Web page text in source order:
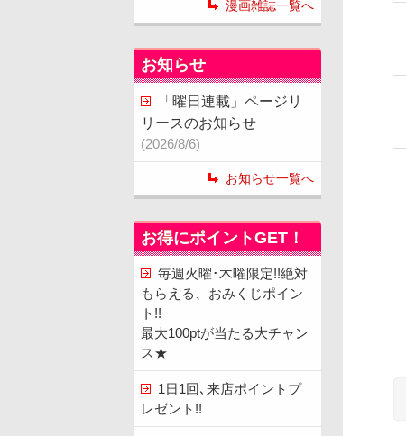
漫画雑誌一覧へ
お知らせ
「曜日連載」ページリ
リースのお知らせ
(2026/8/6)
お知らせ一覧へ
お得にポイントGET！
毎週火曜･木曜限定!!絶対
もらえる、おみくじポイン
ト!!
最大100ptが当たる大チャン
ス★
1日1回､来店ポイントプ
レゼント!!